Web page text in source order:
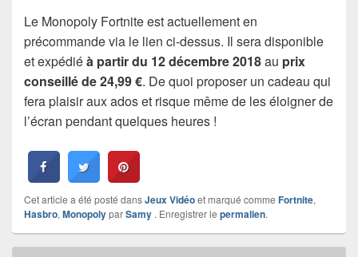
Le Monopoly Fortnite est actuellement en
précommande via le lien ci-dessus. Il sera disponible
et expédiéà partir du 12 décembre 2018au prix
conseillé de 24,99 €. De quoi proposer un cadeau qui
fera plaisir aux ados et risque même de les éloigner de
l’écran pendant quelques heures !
Cet article a été posté dansJeux Vidéoet marqué comme Fortnite,
Hasbro,MonopolyparSamy . Enregistrer le permalien.